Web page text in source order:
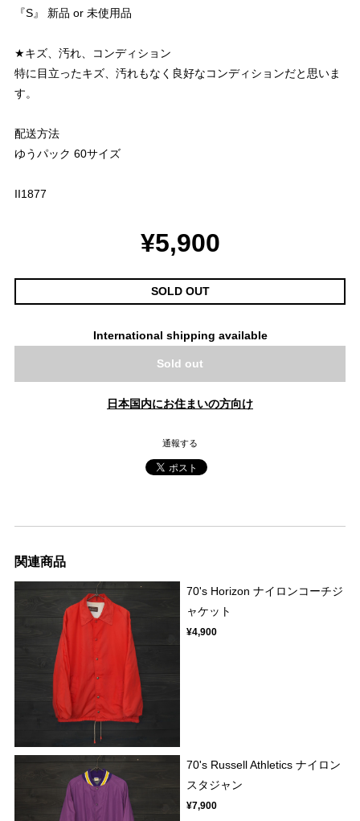
『S』 新品 or 未使用品
★キズ、汚れ、コンディション
特に目立ったキズ、汚れもなく良好なコンディションだと思いま
す。
配送方法
ゆうパック 60サイズ
II1877
¥5,900
SOLD OUT
International shipping available
Sold out
日本国内にお住まいの方向け
通報する
関連商品
70's Horizon ナイロンコーチジ
ャケット
¥4,900
70's Russell Athletics ナイロン
スタジャン
¥7,900